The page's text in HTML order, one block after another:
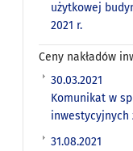
użytkowej
2021 r.
Ceny nakładów
30.03.2021
Komunikat w
inwestycyjnych
31.08.2021